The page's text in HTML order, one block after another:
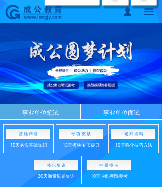
끀
首页
题库中心
网校课程
各地分校
加盟成公
联系我们
招考动态
넙
15天夯实基础知识
基 础 精 讲
15天模块专项提升
专 项 突 破
10天强化技巧方法
老 师 点 睛
20天海量刷题集训
强 化 集 训
10天冲刺押题模考
押 题 模 考
事业单位笔试 事业单位面试
【成公教育】 辽宁省考招录